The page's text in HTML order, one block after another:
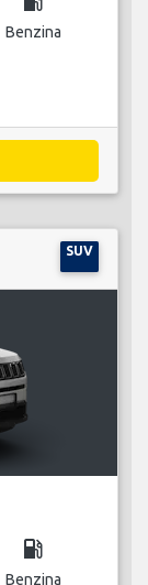
Benzina
SUV
local_gas_station
Benzina